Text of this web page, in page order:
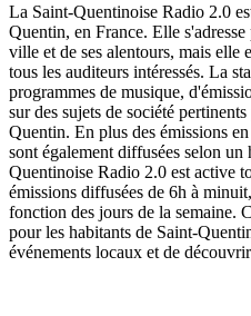
La Saint-Quentinoise Radio 2.0
Quentin, en France. Elle
ville et de ses alentours, mais elle
tous les auditeurs intéressés. La
programmes de musique,
sur des sujets de société
Quentin. En plus des émissions
sont également diffusées selon
Quentinoise Radio 2.0 est active
émissions diffusées de 6h à
fonction des jours de la semaine.
pour les habitants de Saint-
événements locaux et de